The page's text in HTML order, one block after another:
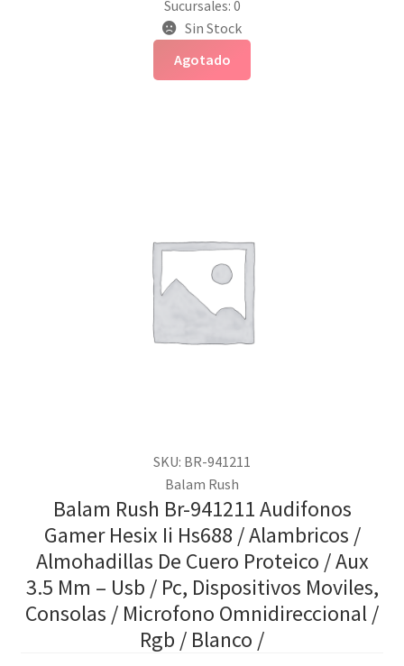
Sucursales: 0
Sin Stock
Agotado
SKU: BR-941211
Balam Rush
Balam Rush Br-941211 Audifonos
Gamer Hesix Ii Hs688 / Alambricos /
Almohadillas De Cuero Proteico / Aux
3.5 Mm – Usb / Pc, Dispositivos Moviles,
Consolas / Microfono Omnidireccional /
Rgb / Blanco /